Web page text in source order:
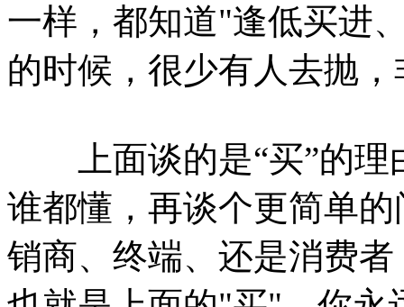
一样，都知道"逢低买进
的时候，很少有人去抛
上面谈的是“买”的理
谁都懂，再谈个更简单
销商、终端、还是消费